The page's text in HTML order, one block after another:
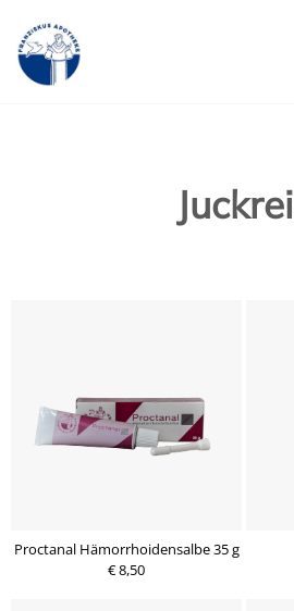
Proctanal Hämorrhoidensalbe 35 g
€ 8,50